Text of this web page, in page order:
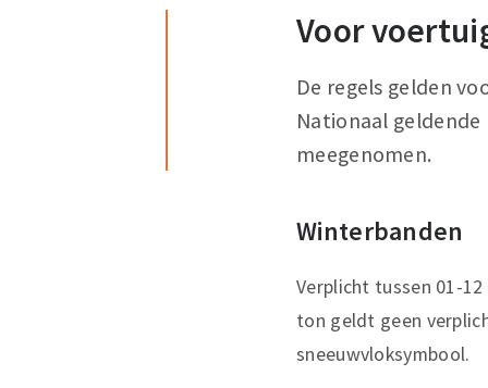
Voor
De regels gelden
Nationaal
meegenomen.
Winterbanden
Verplicht tussen 01-
ton geldt geen
sneeuwvloksymbool.